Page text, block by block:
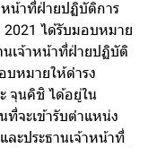
หน้าที่ฝ่ายปฏิบัติการ
2021 ได้รับมอบหมาย
นเจ้าหน้าที่ฝ่ายปฏิบัติ
บหมายให้ดำรง
จุนคิชิ ได้อยู่ใน
จะเข้ารับตำแหน่ง
ละประธานเจ้าหน้าที่